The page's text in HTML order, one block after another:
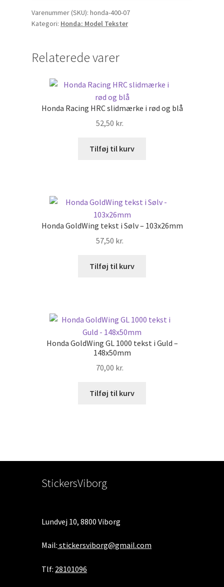
GS
400
i
antal
Varenummer (SKU): honda-400-07
Kategori: Honda: Model Tekster
Relaterede varer
Honda Racing HRC slidmærke i rød og blå
52,50 kr.
Tilføj til kurv
Honda GoldWing tekst i Sølv – 103x26mm
57,50 kr.
Tilføj til kurv
Honda GoldWing GL 1000 tekst i Guld –
148x50mm
70,00 kr.
Tilføj til kurv
StickersViborg
Lundvej 10, 8800 Viborg
Mail: stickersviborg@gmail.com
Tlf: 28101096